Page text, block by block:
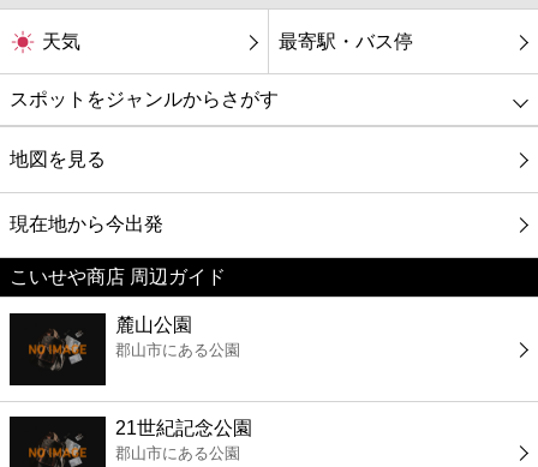
天気 最寄駅・バス停
スポットをジャンルからさがす
グルメ
映画
美容
コンビニ
薬局
地図を見る
現在地から今出発
こいせや商店 周辺ガイド
麓山公園
郡山市にある公園
21世紀記念公園
郡山市にある公園